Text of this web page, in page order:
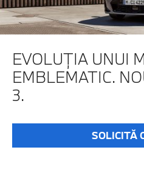
EVOLUȚIA UNUI
EMBLEMATIC.
3.
SOLICITĂ